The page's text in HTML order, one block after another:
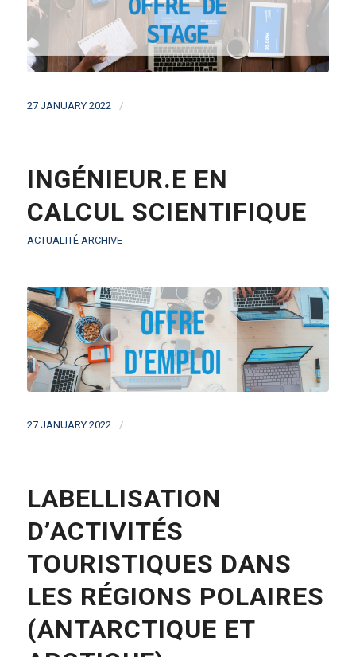
27 JANUARY 2022 /
INGÉNIEUR.E EN
CALCUL SCIENTIFIQUE
ACTUALITÉ ARCHIVE
27 JANUARY 2022 /
LABELLISATION
D’ACTIVITÉS
TOURISTIQUES DANS
LES RÉGIONS POLAIRES
(ANTARCTIQUE ET